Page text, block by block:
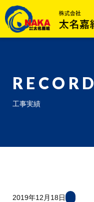
工事実績
2019年12月18日